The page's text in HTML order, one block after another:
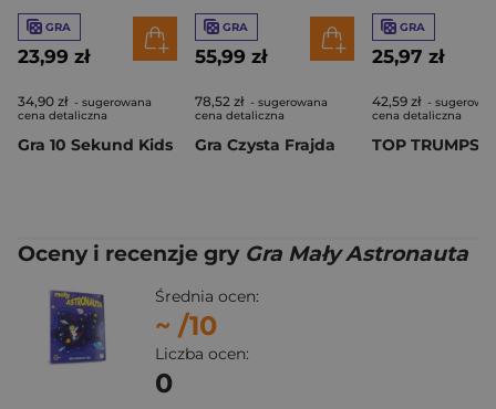
GRA
23,99 zł
34,90 zł - sugerowana
cena detaliczna
Gra 10 Sekund Kids
GRA
55,99 zł
78,52 zł - sugerowana
cena detaliczna
Gra Czysta Frajda
GRA
25,97 zł
42,59 zł -
cena detaliczna
Oceny i recenzje gry Gra Mały Astronauta
Średnia ocen:
~ /10
Liczba ocen:
0